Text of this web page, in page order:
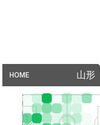
HOME 山形